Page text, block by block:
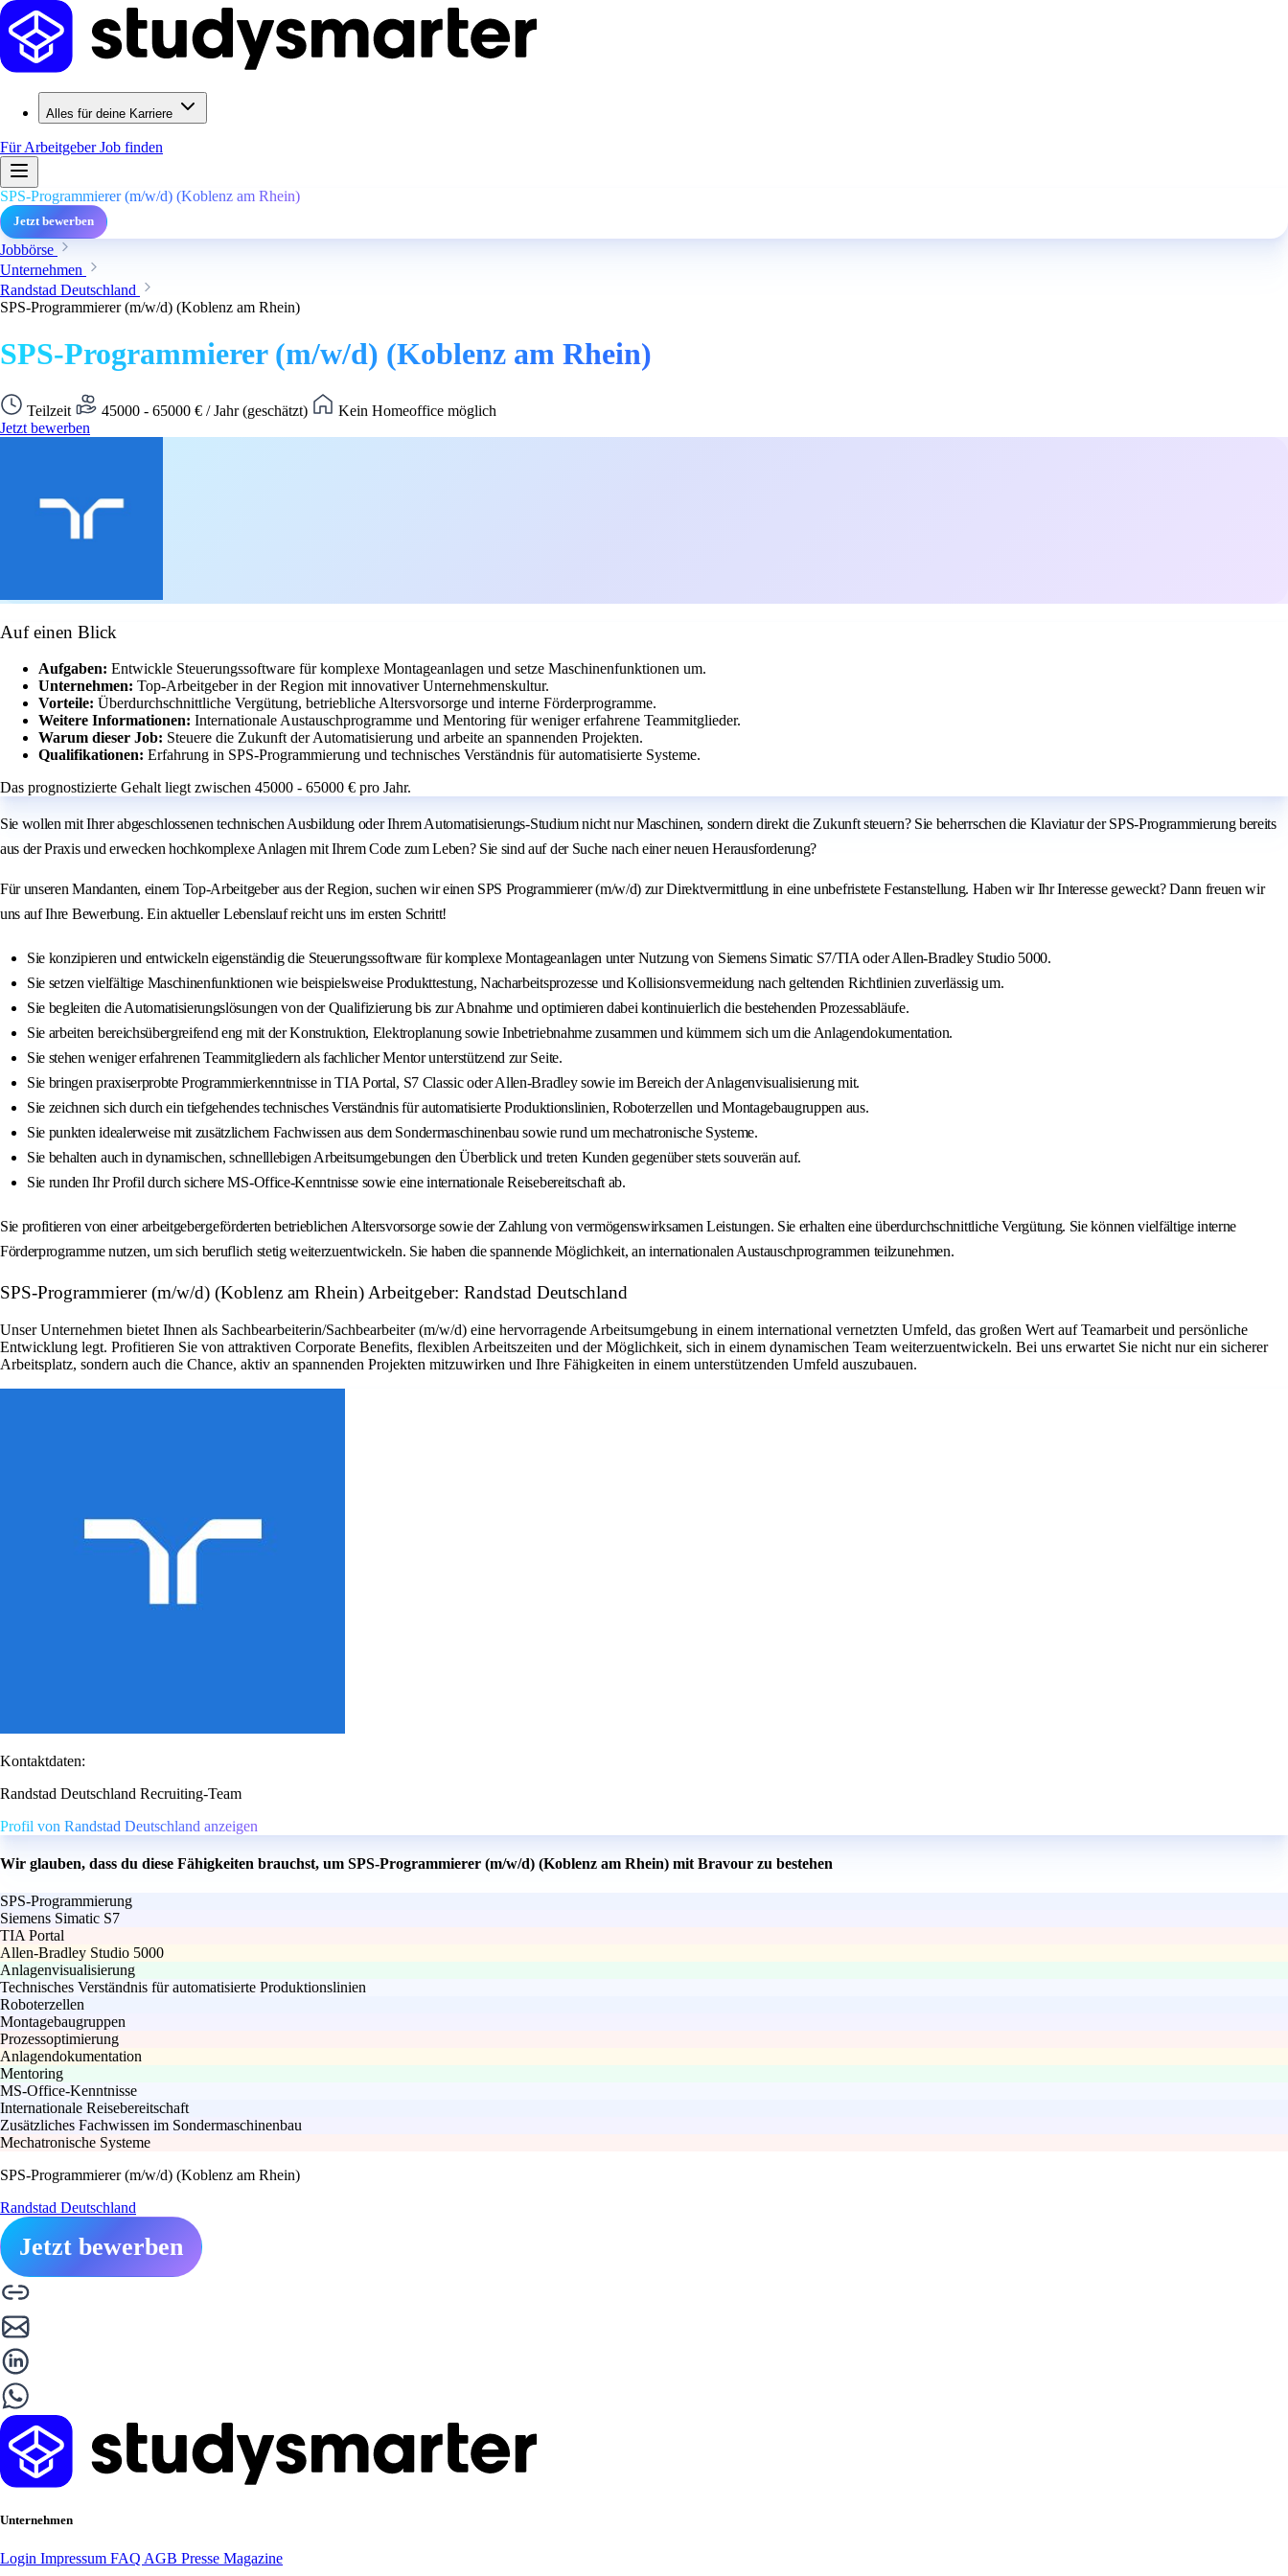
Alles für deine Karriere
Für ArbeitgeberJob finden
SPS-Programmierer (m/w/d) (Koblenz am Rhein)
Jetzt bewerben
Jobbörse
Unternehmen
Randstad Deutschland
SPS-Programmierer (m/w/d) (Koblenz am Rhein)
SPS-Programmierer (m/w/d) (Koblenz am Rhein)
Teilzeit 45000 - 65000 € / Jahr (geschätzt)
Kein Homeoffice möglich
Jetzt bewerben
Auf einen Blick
Aufgaben: Entwickle Steuerungssoftware für komplexe Montageanlagen und setze Maschinenfunktionen um.
Unternehmen: Top-Arbeitgeber in der Region mit innovativer Unternehmenskultur.
Vorteile: Überdurchschnittliche Vergütung, betriebliche Altersvorsorge und interne Förderprogramme.
Weitere Informationen: Internationale Austauschprogramme und Mentoring für weniger erfahrene Teammitglieder.
Warum dieser Job: Steuere die Zukunft der Automatisierung und arbeite an spannenden Projekten.
Qualifikationen: Erfahrung in SPS-Programmierung und technisches Verständnis für automatisierte Systeme.
Das prognostizierte Gehalt liegt zwischen 45000 - 65000 € pro Jahr.
Sie wollen mit Ihrer abgeschlossenen technischen Ausbildung oder Ihrem Automatisierungs-Studium nicht nur Maschinen, sondern direkt die Zukunft steuern? Sie beherrschen die Klaviatur der SPS-Programmierung bereits
aus der Praxis und erwecken hochkomplexe Anlagen mit Ihrem Code zum Leben? Sie sind auf der Suche nach einer neuen Herausforderung?
Für unseren Mandanten, einem Top-Arbeitgeber aus der Region, suchen wir einen SPS Programmierer (m/w/d) zur Direktvermittlung in eine unbefristete Festanstellung. Haben wir Ihr Interesse geweckt? Dann freuen wir
uns auf Ihre Bewerbung. Ein aktueller Lebenslauf reicht uns im ersten Schritt!
Sie konzipieren und entwickeln eigenständig die Steuerungssoftware für komplexe Montageanlagen unter Nutzung von Siemens Simatic S7/TIA oder Allen-Bradley Studio 5000.
Sie setzen vielfältige Maschinenfunktionen wie beispielsweise Produkttestung, Nacharbeitsprozesse und Kollisionsvermeidung nach geltenden Richtlinien zuverlässig um.
Sie begleiten die Automatisierungslösungen von der Qualifizierung bis zur Abnahme und optimieren dabei kontinuierlich die bestehenden Prozessabläufe.
Sie arbeiten bereichsübergreifend eng mit der Konstruktion, Elektroplanung sowie Inbetriebnahme zusammen und kümmern sich um die Anlagendokumentation.
Sie stehen weniger erfahrenen Teammitgliedern als fachlicher Mentor unterstützend zur Seite.
Sie bringen praxiserprobte Programmierkenntnisse in TIA Portal, S7 Classic oder Allen-Bradley sowie im Bereich der Anlagenvisualisierung mit.
Sie zeichnen sich durch ein tiefgehendes technisches Verständnis für automatisierte Produktionslinien, Roboterzellen und Montagebaugruppen aus.
Sie punkten idealerweise mit zusätzlichem Fachwissen aus dem Sondermaschinenbau sowie rund um mechatronische Systeme.
Sie behalten auch in dynamischen, schnelllebigen Arbeitsumgebungen den Überblick und treten Kunden gegenüber stets souverän auf.
Sie runden Ihr Profil durch sichere MS-Office-Kenntnisse sowie eine internationale Reisebereitschaft ab.
Sie profitieren von einer arbeitgebergeförderten betrieblichen Altersvorsorge sowie der Zahlung von vermögenswirksamen Leistungen. Sie erhalten eine überdurchschnittliche Vergütung. Sie können vielfältige interne
Förderprogramme nutzen, um sich beruflich stetig weiterzuentwickeln. Sie haben die spannende Möglichkeit, an internationalen Austauschprogrammen teilzunehmen.
SPS-Programmierer (m/w/d) (Koblenz am Rhein) Arbeitgeber: Randstad Deutschland
Unser Unternehmen bietet Ihnen als Sachbearbeiterin/Sachbearbeiter (m/w/d) eine hervorragende Arbeitsumgebung in einem international vernetzten Umfeld, das großen Wert auf Teamarbeit und persönliche
Entwicklung legt. Profitieren Sie von attraktiven Corporate Benefits, flexiblen Arbeitszeiten und der Möglichkeit, sich in einem dynamischen Team weiterzuentwickeln. Bei uns erwartet Sie nicht nur ein sicherer
Arbeitsplatz, sondern auch die Chance, aktiv an spannenden Projekten mitzuwirken und Ihre Fähigkeiten in einem unterstützenden Umfeld auszubauen.
Kontaktdaten:
Randstad Deutschland Recruiting-Team
Profil von Randstad Deutschland anzeigen
Wir glauben, dass du diese Fähigkeiten brauchst, um SPS-Programmierer (m/w/d) (Koblenz am Rhein) mit Bravour zu bestehen
SPS-Programmierung
Siemens Simatic S7
TIA Portal
Allen-Bradley Studio 5000
Anlagenvisualisierung
Technisches Verständnis für automatisierte Produktionslinien
Roboterzellen
Montagebaugruppen
Prozessoptimierung
Anlagendokumentation
Mentoring
MS-Office-Kenntnisse
Internationale Reisebereitschaft
Zusätzliches Fachwissen im Sondermaschinenbau
Mechatronische Systeme
SPS-Programmierer (m/w/d) (Koblenz am Rhein)
Randstad Deutschland
Jetzt bewerben
Unternehmen
Login Impressum FAQ AGB Presse Magazine